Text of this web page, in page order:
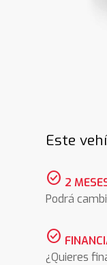
Este
check_circle 2
Podrá
check_circle
¿Quieres